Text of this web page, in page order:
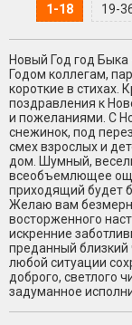
1-18 19-
Новый Год год
Годом коллегам,
короткие в стихах.
поздравления к
и пожеланиями. С
снежинок, под
смех взрослых и
дом. Шумный,
всеобъемлющее
приходящий будет
Желаю вам
восторженного
искренние
преданный близкий
любой ситуации
доброго, светлого
задуманное